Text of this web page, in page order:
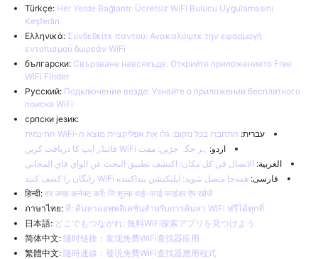
Türkçe: Her Yerde Bağlantı: Ücretsiz WiFi Bulucu Uygulamasını
Keşfedin
Ελληνικά: Συνδεθείτε παντού: Ανακαλύψτε την εφαρμογή
εντοπισμού δωρεάν WiFi
български: Свързване навсякъде: Открийте приложението Free
WiFi Finder
Русский: Подключение везде: Узнайте о приложении бесплатного
поиска WiFi
српски језик:
עברית: התחברו בכל מקום: גלו את אפליקציית מוצא ה-WiFi החינמית
اردو:
ہر جگہ جڑیں: مفت WiFi فائنڈر ایپ کا دریافت کریں
العربية: الاتصال في كل مكان: اكتشف تطبيق البحث عن الواي فاي المجاني
فارسی: همه‌جا متصل شوید: اپلیکیشن پیداکننده WiFi رایگان را کشف کنید
हिन्दी: हर जगह कनेक्ट करें: नि:शुल्क वाई-फाई फाइंडर ऐप खोजें
ภาษาไทย: ที่: ค้นหาแอพพลิเคชั่นสำหรับการค้นหา WiFi ฟรีได้ทุกที่
日本語: どこでもつながれ: 無料WiFi探索アプリを見つけよう
简体中文: 随时链接：发现免费WiFi查找器应用
繁體中文: 隨時連線：發現免費WiFi查找器應用程式